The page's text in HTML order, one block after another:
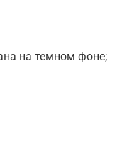
на темном фоне;